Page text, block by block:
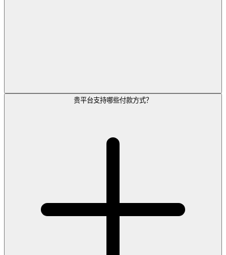
贵平台支持哪些付款方式？